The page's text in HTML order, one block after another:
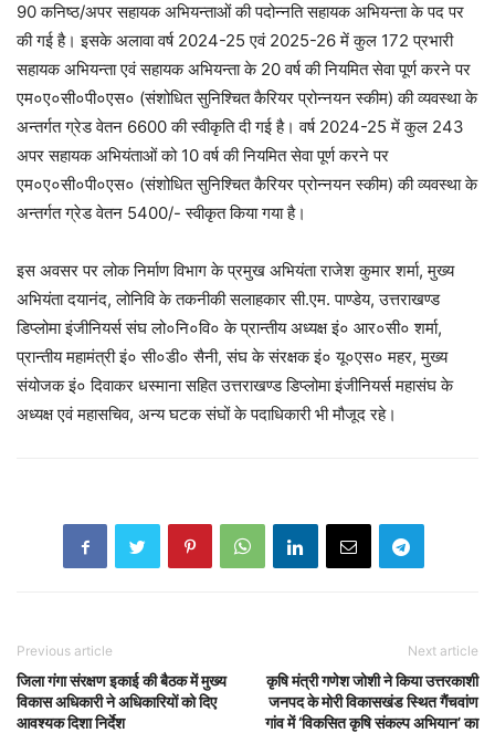
90 कनिष्ठ/अपर सहायक अभियन्ताओं की पदोन्नति सहायक अभियन्ता के पद पर
की गई है। इसके अलावा वर्ष 2024-25 एवं 2025-26 में कुल 172 प्रभारी
सहायक अभियन्ता एवं सहायक अभियन्ता के 20 वर्ष की नियमित सेवा पूर्ण करने पर
एम०ए०सी०पी०एस० (संशोधित सुनिश्चित कैरियर प्रोन्नयन स्कीम) की व्यवस्था के
अन्तर्गत ग्रेड वेतन 6600 की स्वीकृति दी गई है। वर्ष 2024-25 में कुल 243
अपर सहायक अभियंताओं को 10 वर्ष की नियमित सेवा पूर्ण करने पर
एम०ए०सी०पी०एस० (संशोधित सुनिश्चित कैरियर प्रोन्नयन स्कीम) की व्यवस्था के
अन्तर्गत ग्रेड वेतन 5400/- स्वीकृत किया गया है।
इस अवसर पर लोक निर्माण विभाग के प्रमुख अभियंता राजेश कुमार शर्मा, मुख्य
अभियंता दयानंद, लोनिवि के तकनीकी सलाहकार सी.एम. पाण्डेय, उत्तराखण्ड
डिप्लोमा इंजीनियर्स संघ लो०नि०वि० के प्रान्तीय अध्यक्ष इं० आर०सी० शर्मा,
प्रान्तीय महामंत्री इं० सी०डी० सैनी, संघ के संरक्षक इं० यू०एस० महर, मुख्य
संयोजक इं० दिवाकर धस्माना सहित उत्तराखण्ड डिप्लोमा इंजीनियर्स महासंघ के
अध्यक्ष एवं महासचिव, अन्य घटक संघों के पदाधिकारी भी मौजूद रहे।
Previous article
जिला गंगा संरक्षण इकाई की बैठक में मुख्य
विकास अधिकारी ने अधिकारियों को दिए
आवश्यक दिशा निर्देश
Next article
कृषि मंत्री गणेश जोशी ने किया उत्तरकाशी
जनपद के मोरी विकासखंड स्थित गैंचवांण
गांव में ‘विकसित कृषि संकल्प अभियान’ का